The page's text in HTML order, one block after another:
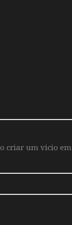
criar um vicio em